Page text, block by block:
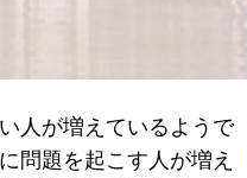
人が増えているようで
問題を起こす人が増え